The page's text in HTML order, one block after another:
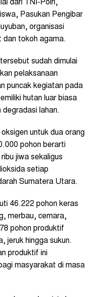
dari TNI-Polri,
Pasukan Pengibar
organisasi
dan tokoh agama.
sudah dimulai
pelaksanaan
puncak kegiatan pada
hutan luar biasa
degradasi lahan.
untuk dua orang
pohon berarti
jiwa sekaligus
setiap
Sumatera Utara.
46.222 pohon keras
merbau, cemara,
pohon produktif
jeruk hingga sukun.
produktif ini
masyarakat di masa